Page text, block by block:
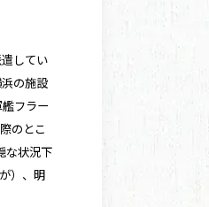
してい
の施設
フラー
のとこ
な状況下
）、明